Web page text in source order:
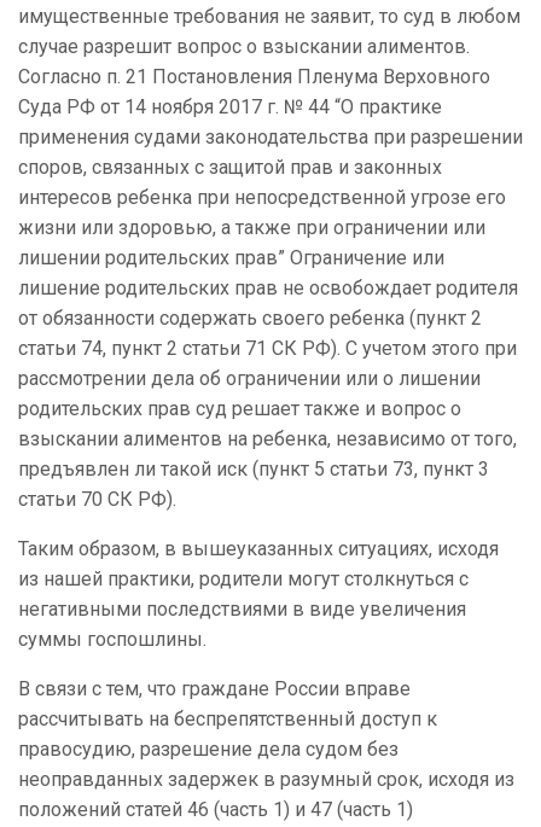
имущественные требования не заявит, то суд в любом
случае разрешит вопрос о взыскании алиментов.
Согласно п. 21 Постановления Пленума Верховного
Суда РФ от 14 ноября 2017 г. № 44 “О практике
применения судами законодательства при разрешении
споров, связанных с защитой прав и законных
интересов ребенка при непосредственной угрозе его
жизни или здоровью, а также при ограничении или
лишении родительских прав” Ограничение или
лишение родительских прав не освобождает родителя
от обязанности содержать своего ребенка (пункт 2
статьи 74, пункт 2 статьи 71 СК РФ). С учетом этого при
рассмотрении дела об ограничении или о лишении
родительских прав суд решает также и вопрос о
взыскании алиментов на ребенка, независимо от того,
предъявлен ли такой иск (пункт 5 статьи 73, пункт 3
статьи 70 СК РФ).
Таким образом, в вышеуказанных ситуациях, исходя
из нашей практики, родители могут столкнуться с
негативными последствиями в виде увеличения
суммы госпошлины.
В связи с тем, что граждане России вправе
рассчитывать на беспрепятственный доступ к
правосудию, разрешение дела судом без
неоправданных задержек в разумный срок, исходя из
положений статей 46 (часть 1) и 47 (часть 1)